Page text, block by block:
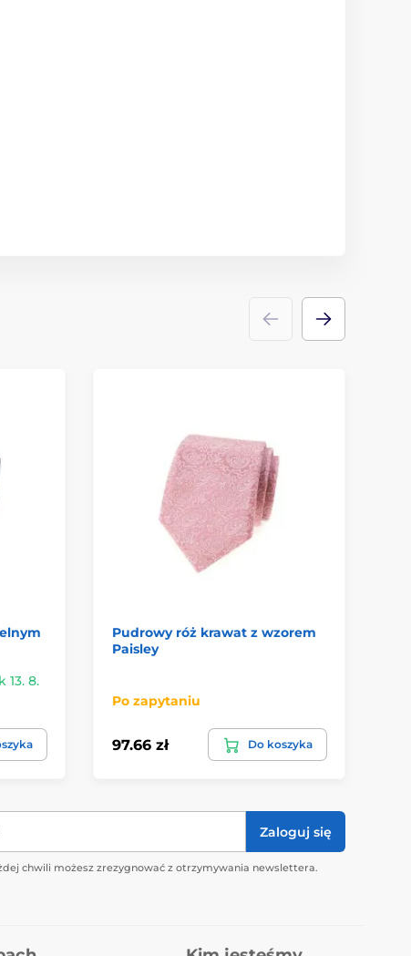
13. 8.
Pudrowy róż krawat z wzorem
Paisley
Po zapytaniu
97.66 zł Do koszyka
Zaloguj się
chwili możesz zrezygnować z otrzymywania newslettera.